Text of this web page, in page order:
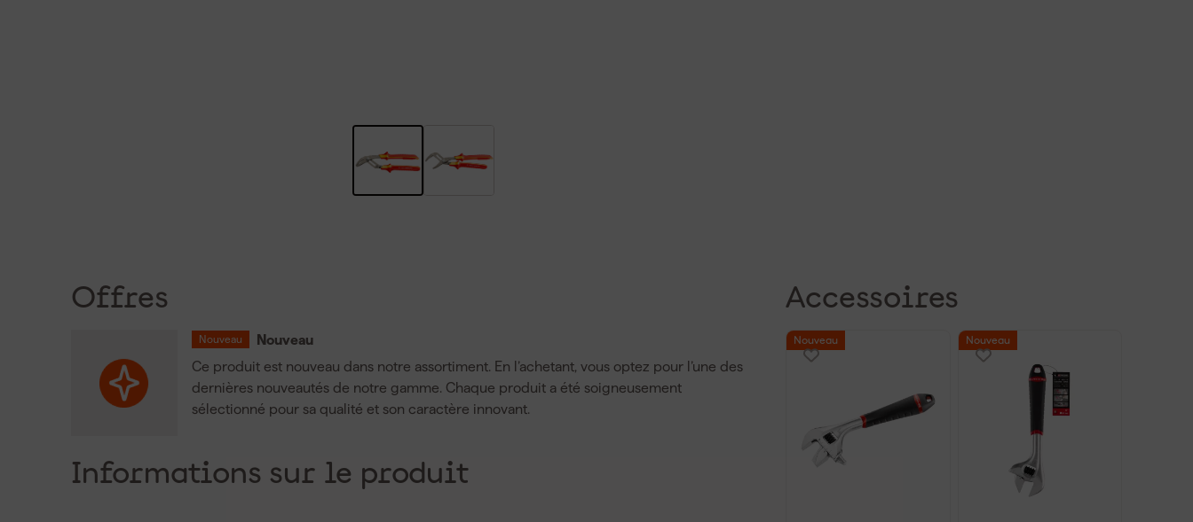
Offres
Nouveau
Nouveau
Ce produit est nouveau dans notre assortiment. En l’achetant, vous optez pour l’une des
dernières nouveautés de notre gamme. Chaque produit a été soigneusement
sélectionné pour sa qualité et son caractère innovant.
Informations sur le produit
Accessoires
Nouveau Nouveau